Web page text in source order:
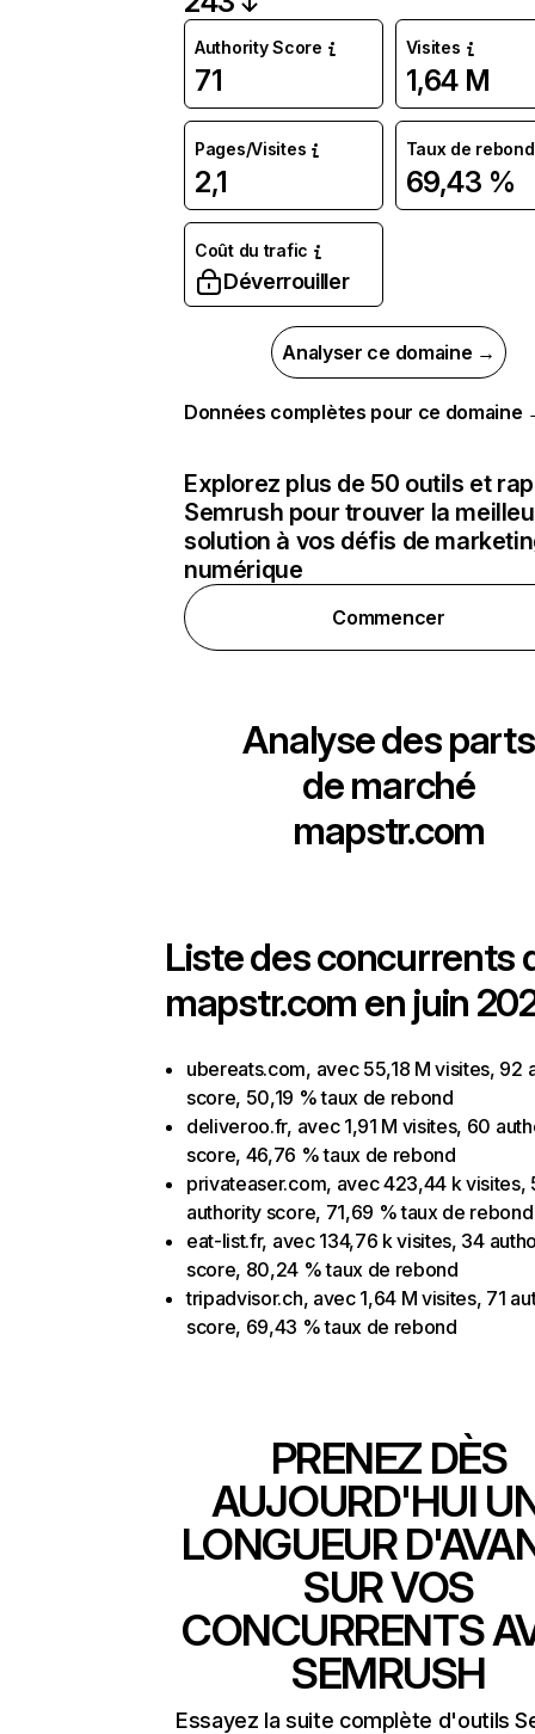
Authority Score
71
Visites
1,64 M
Pages/Visites
2,1
Taux de rebond
69,43 %
Coût du trafic
Déverrouiller
Analyser ce domaine →
Données complètes pour ce domaine
Explorez plus de 50 outils et
Semrush pour trouver la
solution à vos défis de
numérique
Commencer
Analyse des parts
de marché
mapstr.com
Liste des concurrents
mapstr.com en juin
ubereats.com, avec 55,18 M visites, 92
score, 50,19 % taux de rebond
deliveroo.fr, avec 1,91 M visites, 60
score, 46,76 % taux de rebond
privateaser.com, avec 423,44 k visites,
authority score, 71,69 % taux de rebond
eat-list.fr, avec 134,76 k visites, 34
score, 80,24 % taux de rebond
tripadvisor.ch, avec 1,64 M visites, 71
score, 69,43 % taux de rebond
PRENEZ DÈS
AUJOURD'HUI
LONGUEUR
SUR VOS
CONCURRENTS
SEMRUSH
Essayez la suite complète d'outils